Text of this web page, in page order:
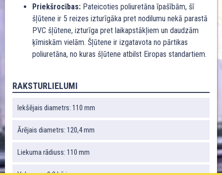
Priekšrocības: Pateicoties poliuretāna īpašībām, šī
šļūtene ir 5 reizes izturīgāka pret nodilumu nekā parastā
PVC šļūtene, izturīga pret laikapstākļiem un daudzām
ķīmiskām vielām. Šļūtene ir izgatavota no pārtikas
poliuretāna, no kuras šļūtene atbilst Eiropas standartiem.
RAKSTURLIELUMI
Iekšējais diametrs: 110 mm
Ārējais diametrs: 120,4 mm
Liekuma rādiuss: 110 mm